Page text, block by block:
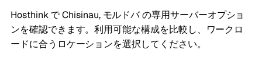
Hosthink で Chisinau, モルドバ の専用サーバーオプショ
ンを確認できます。利用可能な構成を比較し、ワークロ
ードに合うロケーションを選択してください。